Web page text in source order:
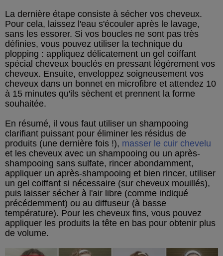
La dernière étape consiste à sécher vos cheveux.
Pour cela, laissez l'eau s'écouler après le lavage,
sans les essorer. Si vos boucles ne sont pas très
définies, vous pouvez utiliser la technique du
plopping : appliquez délicatement un gel coiffant
spécial cheveux bouclés en pressant légèrement vos
cheveux. Ensuite, enveloppez soigneusement vos
cheveux dans un bonnet en microfibre et attendez 10
à 15 minutes qu'ils sèchent et prennent la forme
souhaitée.
En résumé, il vous faut utiliser un shampooing
clarifiant puissant pour éliminer les résidus de
produits (une dernière fois !), masser le cuir chevelu
et les cheveux avec un shampooing ou un après-
shampooing sans sulfate, rincer abondamment,
appliquer un après-shampooing et bien rincer, utiliser
un gel coiffant si nécessaire (sur cheveux mouillés),
puis laisser sécher à l'air libre (comme indiqué
précédemment) ou au diffuseur (à basse
température). Pour les cheveux fins, vous pouvez
appliquer les produits la tête en bas pour obtenir plus
de volume.